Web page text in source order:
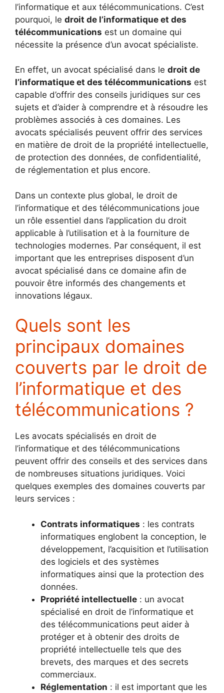
l’informatique et aux télécommunications. C’est
pourquoi, le droit de l’informatique et des
télécommunications est un domaine qui
nécessite la présence d’un avocat spécialiste.
En effet, un avocat spécialisé dans le droit de
l’informatique et des télécommunications est
capable d’offrir des conseils juridiques sur ces
sujets et d’aider à comprendre et à résoudre les
problèmes associés à ces domaines. Les
avocats spécialisés peuvent offrir des services
en matière de droit de la propriété intellectuelle,
de protection des données, de confidentialité,
de réglementation et plus encore.
Dans un contexte plus global, le droit de
l’informatique et des télécommunications joue
un rôle essentiel dans l’application du droit
applicable à l’utilisation et à la fourniture de
technologies modernes. Par conséquent, il est
important que les entreprises disposent d’un
avocat spécialisé dans ce domaine afin de
pouvoir être informés des changements et
innovations légaux.
Quels sont les
principaux domaines
couverts par le droit de
l’informatique et des
télécommunications ?
Les avocats spécialisés en droit de
l’informatique et des télécommunications
peuvent offrir des conseils et des services dans
de nombreuses situations juridiques. Voici
quelques exemples des domaines couverts par
leurs services :
Contrats informatiques : les contrats
informatiques englobent la conception, le
développement, l’acquisition et l’utilisation
des logiciels et des systèmes
informatiques ainsi que la protection des
données.
Propriété intellectuelle : un avocat
spécialisé en droit de l’informatique et
des télécommunications peut aider à
protéger et à obtenir des droits de
propriété intellectuelle tels que des
brevets, des marques et des secrets
commerciaux.
Réglementation : il est important que les